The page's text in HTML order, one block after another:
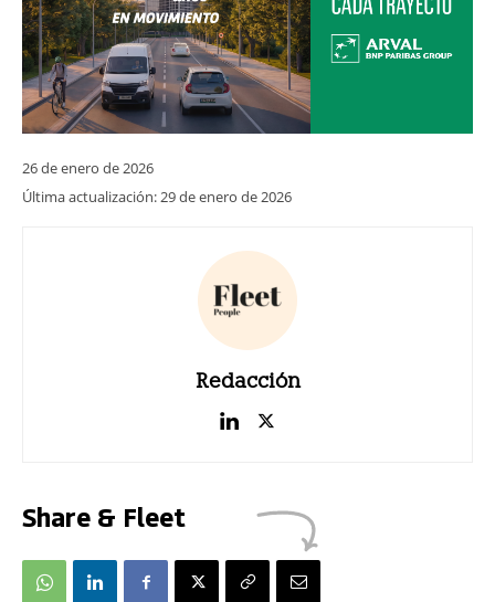
26 de enero de 2026
Última actualización:29 de enero de 2026
Redacción
Share & Fleet